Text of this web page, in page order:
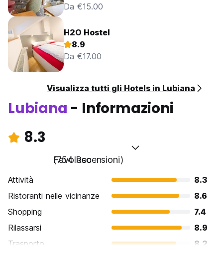
Da €15.00
H2O Hostel
8.9
Da €17.00
Visualizza tutti gli Hotels in Lubiana
Lubiana - Informazioni
8.3
Favoloso
(754 Recensioni)
Attività
8.3
Ristoranti nelle vicinanze
8.6
Shopping
7.4
Rilassarsi
8.9
Trasporto
8.2